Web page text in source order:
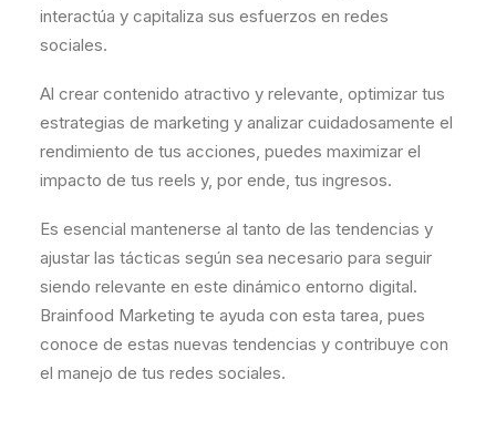
interactúa y capitaliza sus esfuerzos en redes
sociales.
Al crear contenido atractivo y relevante, optimizar tus
estrategias de marketing y analizar cuidadosamente el
rendimiento de tus acciones, puedes maximizar el
impacto de tus reels y, por ende, tus ingresos.
Es esencial mantenerse al tanto de las tendencias y
ajustar las tácticas según sea necesario para seguir
siendo relevante en este dinámico entorno digital.
Brainfood Marketing te ayuda con esta tarea, pues
conoce de estas nuevas tendencias y contribuye con
el manejo de tus redes sociales.